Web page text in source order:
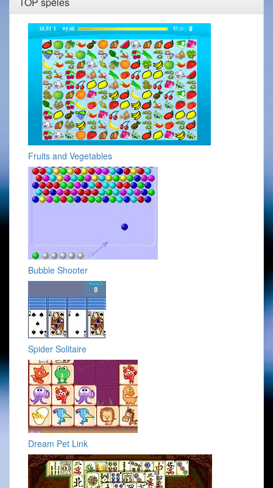
Fruits and Vegetables
Bubble Shooter
Spider Solitaire
Dream Pet Link